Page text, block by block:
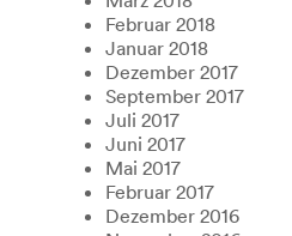
Februar 2018
Januar 2018
Dezember 2017
September 2017
Juli 2017
Juni 2017
Mai 2017
Februar 2017
Dezember 2016